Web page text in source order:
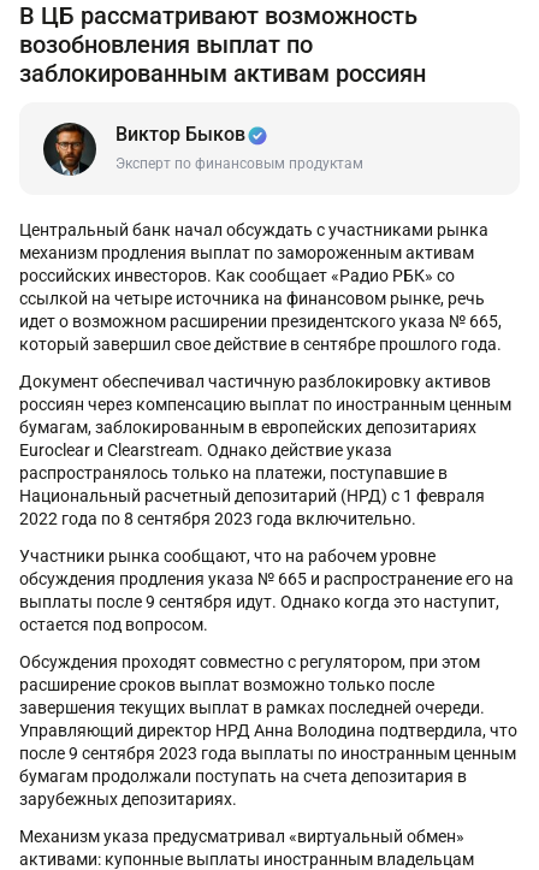
В ЦБ рассматривают возможность
возобновления выплат по
заблокированным активам россиян
Виктор Быков
Эксперт по финансовым продуктам
Центральный банк начал обсуждать с участниками рынка
механизм продления выплат по замороженным активам
российских инвесторов. Как сообщает «Радио РБК» со
ссылкой на четыре источника на финансовом рынке, речь
идет о возможном расширении президентского указа № 665,
который завершил свое действие в сентябре прошлого года.
Документ обеспечивал частичную разблокировку активов
россиян через компенсацию выплат по иностранным ценным
бумагам, заблокированным в европейских депозитариях
Euroclear и Clearstream. Однако действие указа
распространялось только на платежи, поступавшие в
Национальный расчетный депозитарий (НРД) с 1 февраля
2022 года по 8 сентября 2023 года включительно.
Участники рынка сообщают, что на рабочем уровне
обсуждения продления указа № 665 и распространение его на
выплаты после 9 сентября идут. Однако когда это наступит,
остается под вопросом.
Обсуждения проходят совместно с регулятором, при этом
расширение сроков выплат возможно только после
завершения текущих выплат в рамках последней очереди.
Управляющий директор НРД Анна Володина подтвердила, что
после 9 сентября 2023 года выплаты по иностранным ценным
бумагам продолжали поступать на счета депозитария в
зарубежных депозитариях.
Механизм указа предусматривал «виртуальный обмен»
активами: купонные выплаты иностранным владельцам